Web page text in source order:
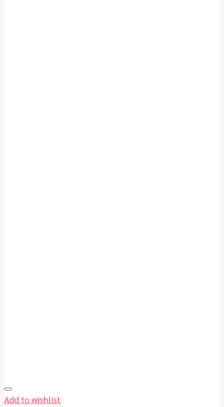
Add to wishlist